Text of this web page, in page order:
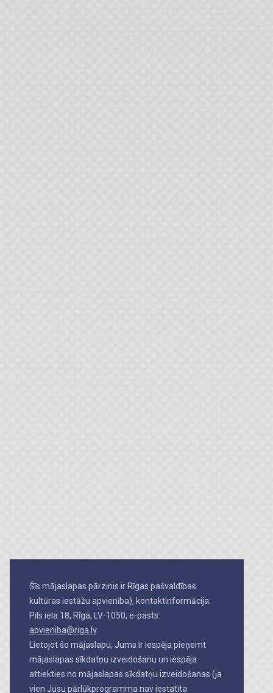
Šīs mājaslapas pārzinis ir Rīgas pašvaldības
kultūras iestāžu apvienība), kontaktinformācija:
Pils iela 18, Rīga, LV-1050, e-pasts:
apvieniba@riga.lv.
Lietojot šo mājaslapu, Jums ir iespēja pieņemt
mājaslapas sīkdatņu izveidošanu un iespēja
attiekties no mājaslapas sīkdatņu izveidošanas (ja
vien Jūsu pārlūkprogramma nav iestatīta